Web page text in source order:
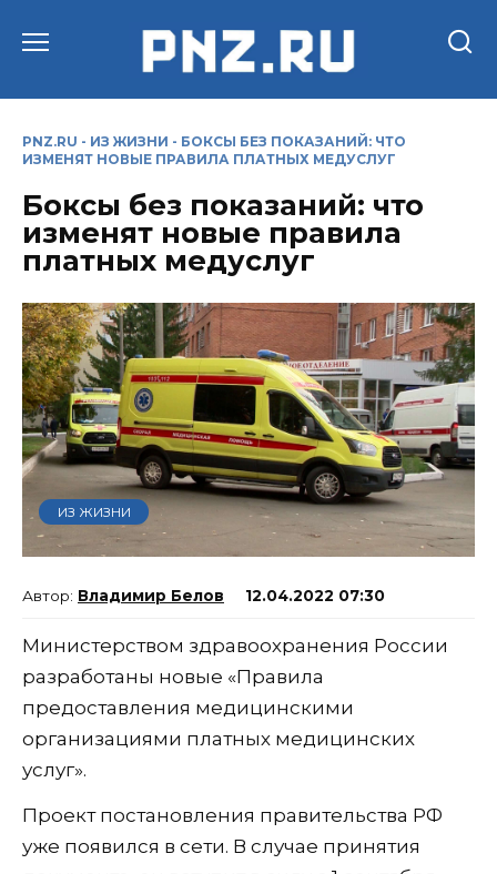
PNZ.RU - ИЗ ЖИЗНИ - БОКСЫ БЕЗ ПОКАЗАНИЙ: ЧТО
ИЗМЕНЯТ НОВЫЕ ПРАВИЛА ПЛАТНЫХ МЕДУСЛУГ
Боксы без показаний: что
изменят новые правила
платных медуслуг
ИЗ ЖИЗНИ
Владимир Белов 12.04.2022 07:30
Министерством здравоохранения России
разработаны новые «Правила
предоставления медицинскими
организациями платных медицинских
услуг».
Проект постановления правительства РФ
уже появился в сети. В случае принятия